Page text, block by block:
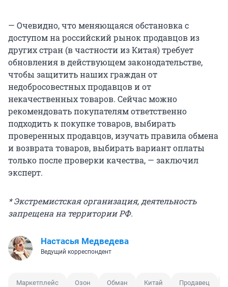
— Очевидно, что меняющаяся обстановка с
доступом на российский рынок продавцов из
других стран (в частности из Китая) требует
обновления в действующем законодательстве,
чтобы защитить наших граждан от
недобросовестных продавцов и от
некачественных товаров. Сейчас можно
рекомендовать покупателям ответственно
подходить к покупке товаров, выбирать
проверенных продавцов, изучать правила обмена
и возврата товаров, выбирать вариант оплаты
только после проверки качества, — заключил
эксперт.
* Экстремистская организация, деятельность
запрещена на территории РФ.
Настасья Медведева
Ведущий корреспондент
Маркетплейс Озон Обман Китай Продавец